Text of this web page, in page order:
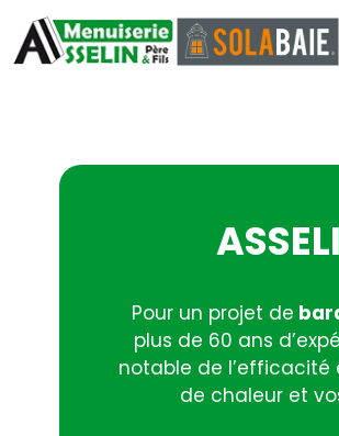
Pour un projet de
plus de 60 ans
notable de l’efficacité
de chaleur et